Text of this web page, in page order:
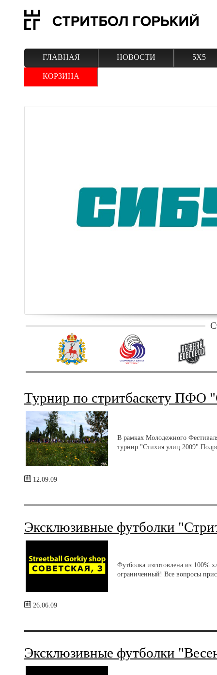
ГЛАВНАЯ НОВОСТИ 5Х5
КОРЗИНА
Турнир по стритбаскету ПФО
В рамках Молодежного
турнир "Стихия улиц
12.09.09
Эксклюзивные футболки
Футболка изготовлена из 100%
ограниченный! Все вопросы
26.06.09
Эксклюзивные футболки